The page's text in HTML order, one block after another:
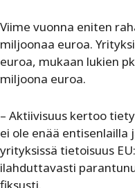
Viime vuonna eniten
miljoonaa euroa.
euroa, mukaan lukien
miljoona euroa.
– Aktiivisuus kertoo
ei ole enää
yrityksissä tietoisuus
ilahduttavasti
fiksusti.